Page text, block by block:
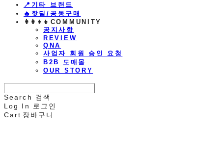
📍기타 브랜드
🔥핫딜/공동구매
👩‍👩‍👦‍👦COMMUNITY
공지사항
REVIEW
QNA
사업자 회원 승인 요청
B2B 도매몰
OUR STORY
Search
검색
Log In
로그인
Cart 장바구니